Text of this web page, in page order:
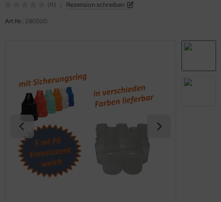
(0) Rezension schreiben
Art.Nr.: 280500